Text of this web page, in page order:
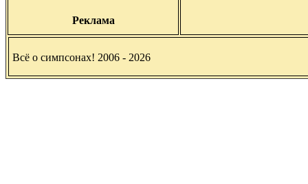
Реклама
Всё о симпсонах! 2006 - 2026